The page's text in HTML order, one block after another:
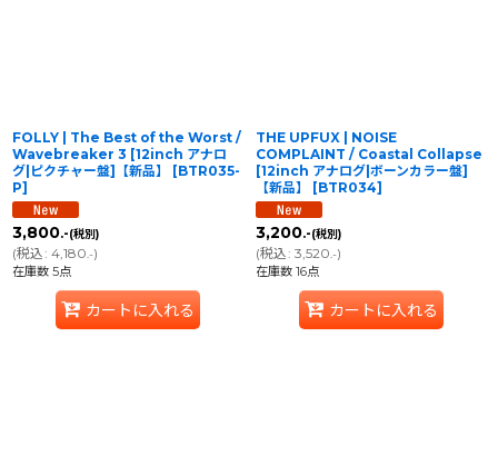
FOLLY | The Best of the Worst /
Wavebreaker 3 [12inch アナロ
グ|ピクチャー盤]【新品】
[BTR035-
P]
3,800.-(税別)
(税込: 4,180.-)
在庫数 5点
カートに入れる
THE UPFUX | NOISE
COMPLAINT / Coastal Collapse
[12inch アナログ|ボーンカラー盤]
【新品】
[BTR034]
3,200.-(税別)
(税込: 3,520.-)
在庫数 16点
カートに入れる